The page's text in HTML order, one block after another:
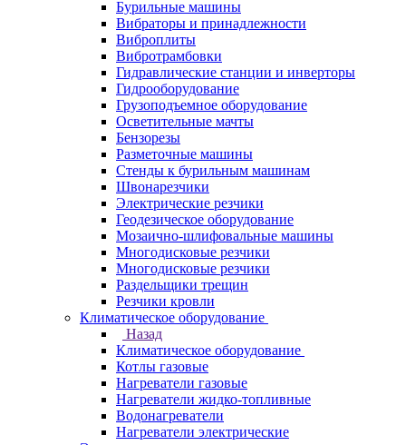
Бурильные машины
Вибраторы и принадлежности
Виброплиты
Вибротрамбовки
Гидравлические станции и инверторы
Гидрооборудование
Грузоподъемное оборудование
Осветительные мачты
Бензорезы
Разметочные машины
Стенды к бурильным машинам
Швонарезчики
Электрические резчики
Геодезическое оборудование
Мозаично-шлифовальные машины
Многодисковые резчики
Многодисковые резчики
Раздельщики трещин
Резчики кровли
Климатическое оборудование
Назад
Климатическое оборудование
Котлы газовые
Нагреватели газовые
Нагреватели жидко-топливные
Водонагреватели
Нагреватели электрические